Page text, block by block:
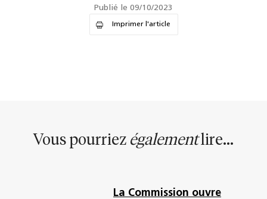
Publié le 09/10/2023
Imprimer l'article
Vous pourriez égalementlire...
La Commission ouvre